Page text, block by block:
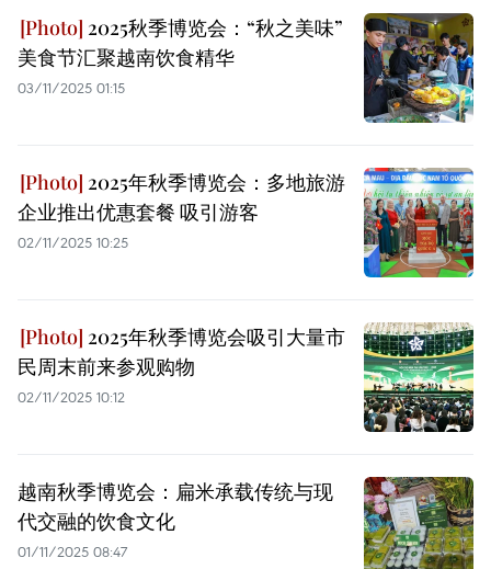
2025秋季博览会：“秋之美味”
美食节汇聚越南饮食精华
03/11/2025 01:15
2025年秋季博览会：多地旅游
企业推出优惠套餐 吸引游客
02/11/2025 10:25
2025年秋季博览会吸引大量市
民周末前来参观购物
02/11/2025 10:12
越南秋季博览会：扁米承载传统与现
代交融的饮食文化
01/11/2025 08:47